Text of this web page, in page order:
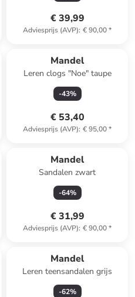
€ 39,99
Adviesprijs (AVP): € 90,00*
Mandel
Leren clogs "Noe" taupe
-43%
€ 53,40
Adviesprijs (AVP): € 95,00*
Mandel
Sandalen zwart
-64%
€ 31,99
Adviesprijs (AVP): € 90,00*
Mandel
Leren teensandalen grijs
-62%